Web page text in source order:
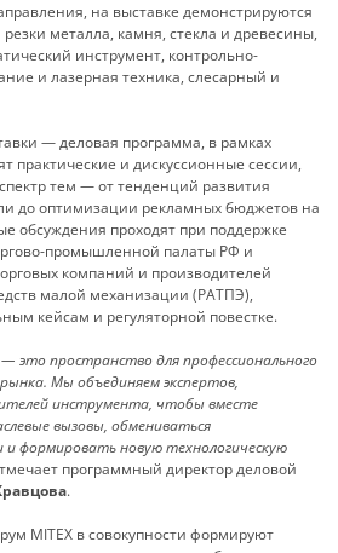
на выставке демонстрируются
металла, камня, стекла и древесины,
инструмент, контрольно-
и лазерная техника, слесарный и
— деловая программа, в рамках
практические и дискуссионные сессии,
тем — от тенденций развития
до оптимизации рекламных бюджетов на
обсуждения проходят при поддержке
промышленной палаты РФ и
компаний и производителей
малой механизации (РАТПЭ),
кейсам и регуляторной повестке.
— это пространство для профессионального
Мы объединяем экспертов,
инструмента, чтобы вместе
вызовы, обмениваться
формировать новую технологическую
программный директор деловой
.
MITEX в совокупности формируют